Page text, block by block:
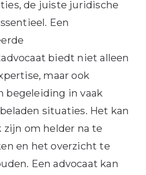
de juiste juridische
Een
biedt niet alleen
maar ook
begeleiding in vaak
situaties. Het kan
om helder na te
en het overzicht te
Een advocaat kan